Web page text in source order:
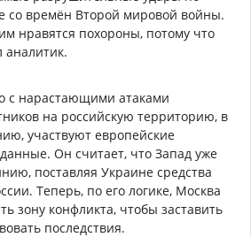
со времён Второй мировой войны.
нравятся похороны, потому что
аналитик.
с нарастающими атаками
на российскую территорию, в
участвуют европейские
Он считает, что Запад уже
поставляя Украине средства
Теперь, по его логике, Москва
зону конфликта, чтобы заставить
последствия.